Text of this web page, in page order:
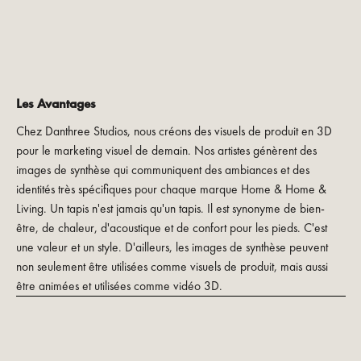
Les Avantages
Chez Danthree Studios, nous créons des visuels de produit en 3D
pour le marketing visuel de demain. Nos artistes génèrent des
images de synthèse qui communiquent des ambiances et des
identités très spécifiques pour chaque marque Home & Home &
Living. Un tapis n'est jamais qu'un tapis. Il est synonyme de bien-
être, de chaleur, d'acoustique et de confort pour les pieds. C'est
une valeur et un style. D'ailleurs, les images de synthèse peuvent
non seulement être utilisées comme visuels de produit, mais aussi
être animées et utilisées comme vidéo 3D.